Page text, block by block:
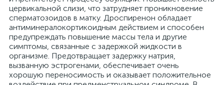
цервикальной слизи, что затрудняет проникновение
сперматозоидов в матку. Дроспиренон обладает
антиминералокортикоидным действием и способен
предупреждать повышение массы тела и другие
симптомы, связанные с задержкой жидкости в
организме. Предотвращает задержку натрия,
вызванную эстрогенами, обеспечивает очень
хорошую переносимость и оказывает положительное